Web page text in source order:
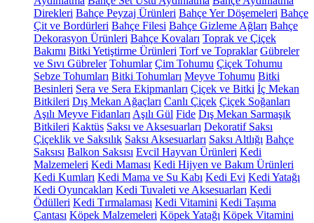
Direkleri Bahçe Peyzaj Ürünleri Bahçe Yer Döşemeleri Bahçe
Çit ve Bordürleri Bahçe Filesi Bahçe Gizleme Ağları Bahçe
Dekorasyon Ürünleri Bahçe Kovaları Toprak ve Çiçek
Bakımı Bitki Yetiştirme Ürünleri Torf ve Topraklar Gübreler
ve Sıvı Gübreler Tohumlar Çim Tohumu Çiçek Tohumu
Sebze Tohumları Bitki Tohumları Meyve Tohumu Bitki
Besinleri Sera ve Sera Ekipmanları Çiçek ve Bitki İç Mekan
Bitkileri Dış Mekan Ağaçları Canlı Çiçek Çiçek Soğanları
Aşılı Meyve Fidanları Aşılı Gül Fide Dış Mekan Sarmaşık
Bitkileri Kaktüs Saksı ve Aksesuarları Dekoratif Saksı
Çiçeklik ve Saksılık Saksı Aksesuarları Saksı Altlığı Bahçe
Saksısı Balkon Saksısı Evcil Hayvan Ürünleri Kedi
Malzemeleri Kedi Maması Kedi Hijyen ve Bakım Ürünleri
Kedi Kumları Kedi Mama ve Su Kabı Kedi Evi Kedi Yatağı
Kedi Oyuncakları Kedi Tuvaleti ve Aksesuarları Kedi
Ödülleri Kedi Tırmalaması Kedi Vitamini Kedi Taşıma
Çantası Köpek Malzemeleri Köpek Yatağı Köpek Vitamini